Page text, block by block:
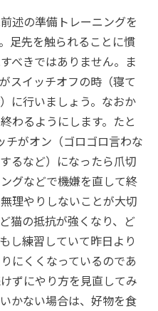
述の準備トレーニングを
足先を触られることに慣
べきではありません。ま
スイッチオフの時（寝て
に行いましょう。なおか
わるようにします。たと
チがオン（ゴロゴロ言わな
るなど）になったら爪切
グなどで機嫌を直して終
理やりしないことが大切
猫の抵抗が強くなり、ど
し練習していて昨日より
にくくなっているのであ
ずにやり方を見直してみ
かない場合は、好物を食